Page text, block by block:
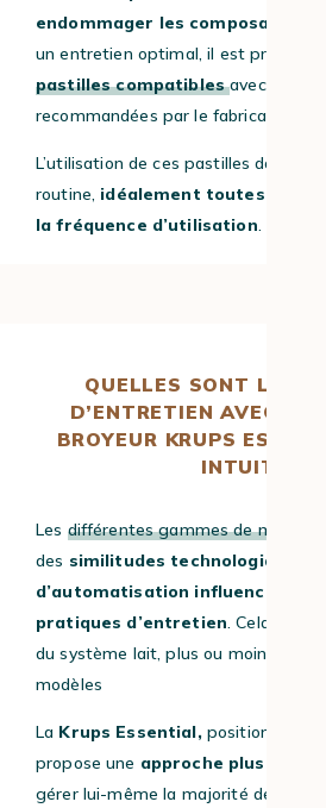
endommager les composants
un entretien optimal, il est préférable
pastilles compatibles avec les
recommandées par le fabricant.
L’utilisation de ces pastilles doit
routine, idéalement toutes les 2 à
la fréquence d’utilisation.
QUELLES SONT LES
D’ENTRETIEN AVEC LES
BROYEUR KRUPS
INTUITION ?
Les différentes gammes de
des similitudes technologiques
d’automatisation influence
pratiques d’entretien . Cela inclut
du système lait, plus ou moins
modèles
La Krups Essential,positionnée en
propose une approche plus
gérer lui-même la majorité des